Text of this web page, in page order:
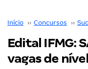
Início ›› Concursos ››
Edital IFMG:
vagas de